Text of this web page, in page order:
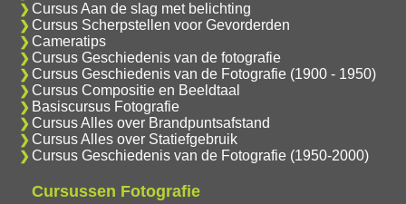
Cursus Aan de slag met belichting
Cursus Scherpstellen voor Gevorderden
Cameratips
Cursus Geschiedenis van de fotografie
Cursus Geschiedenis van de Fotografie (1900 - 1950)
Cursus Compositie en Beeldtaal
Basiscursus Fotografie
Cursus Alles over Brandpuntsafstand
Cursus Alles over Statiefgebruik
Cursus Geschiedenis van de Fotografie (1950-2000)
Cursussen Fotografie